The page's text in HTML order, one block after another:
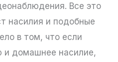
Все это
насилия и подобные
в том, что если
и домашнее насилие,